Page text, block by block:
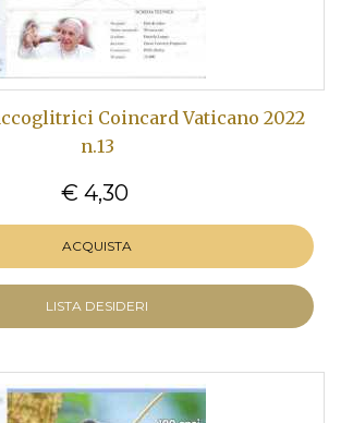
Coincard Vaticano 2022
n.13
€ 4,30
ACQUISTA
LISTA DESIDERI